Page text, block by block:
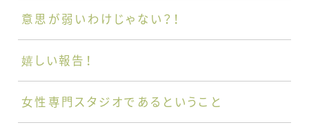
意思が弱いわけじゃない？！
嬉しい報告！
女性専門スタジオであるということ